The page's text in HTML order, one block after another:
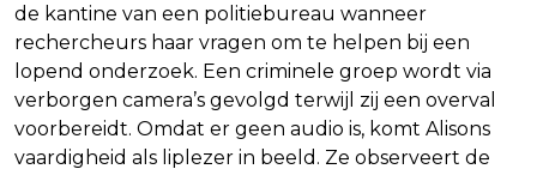
de kantine van een politiebureau wanneer
rechercheurs haar vragen om te helpen bij een
lopend onderzoek. Een criminele groep wordt via
verborgen camera’s gevolgd terwijl zij een overval
voorbereidt. Omdat er geen audio is, komt Alisons
vaardigheid als liplezer in beeld. Ze observeert de